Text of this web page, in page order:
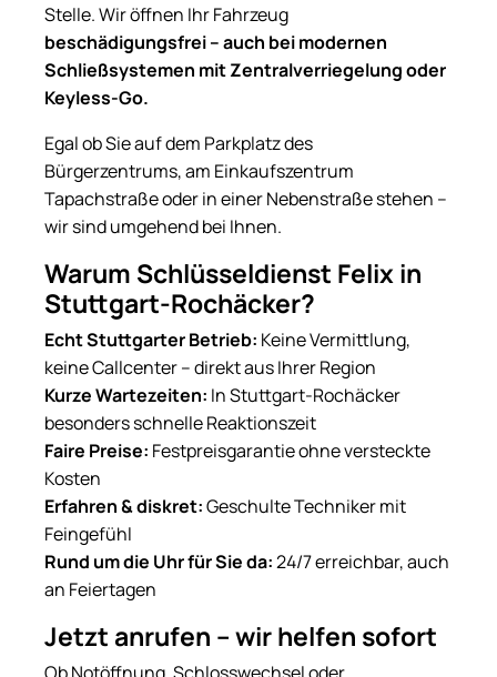
Stelle. Wir öffnen Ihr Fahrzeug
beschädigungsfrei – auch bei modernen
Schließsystemen mit Zentralverriegelung oder
Keyless-Go.
Egal ob Sie auf dem Parkplatz des
Bürgerzentrums, am Einkaufszentrum
Tapachstraße oder in einer Nebenstraße stehen –
wir sind umgehend bei Ihnen.
Warum Schlüsseldienst Felix in
Stuttgart-Rochäcker?
Echt Stuttgarter Betrieb: Keine Vermittlung,
keine Callcenter – direkt aus Ihrer Region
Kurze Wartezeiten: In Stuttgart-Rochäcker
besonders schnelle Reaktionszeit
Faire Preise: Festpreisgarantie ohne versteckte
Kosten
Erfahren & diskret:Geschulte Techniker mit
Feingefühl
Rund um die Uhr für Sie da:24/7 erreichbar, auch
an Feiertagen
Jetzt anrufen – wir helfen sofort
Ob Notöffnung, Schlosswechsel oder